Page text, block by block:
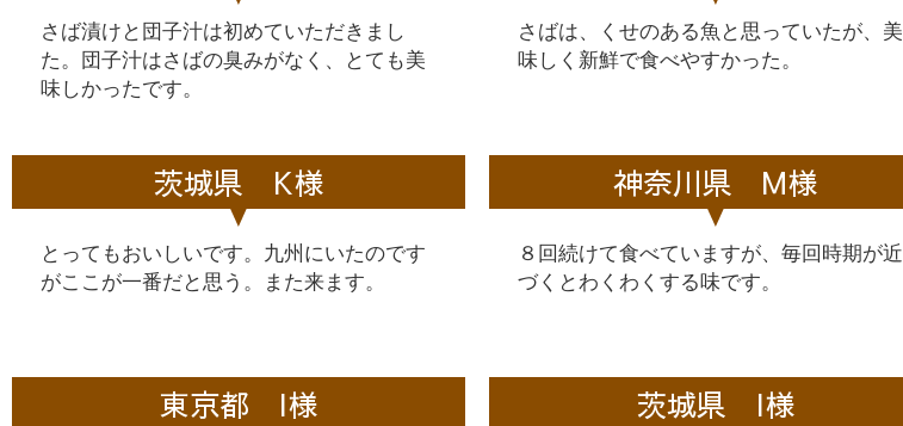
さば漬けと団子汁は初めていただきまし
た。団子汁はさばの臭みがなく、とても美
味しかったです。
さばは、くせのある魚と思っていたが、美
味しく新鮮で食べやすかった。
茨城県 K様
とってもおいしいです。九州にいたのです
がここが一番だと思う。また来ます。
神奈川県 M様
８回続けて食べていますが、毎回時期が近
づくとわくわくする味です。
東京都 I様 茨城県 I様